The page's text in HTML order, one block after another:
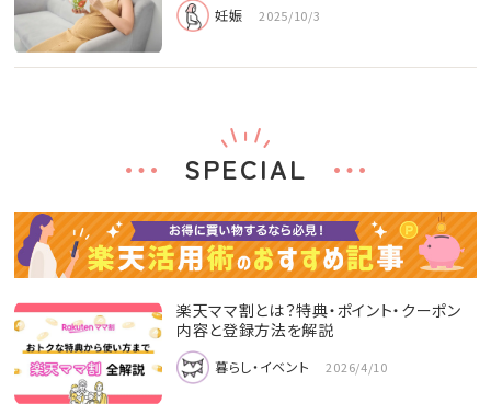
妊娠 2025/10/3
SPECIAL
楽天ママ割とは？特典・ポイント・クーポン
内容と登録方法を解説
暮らし・イベント 2026/4/10